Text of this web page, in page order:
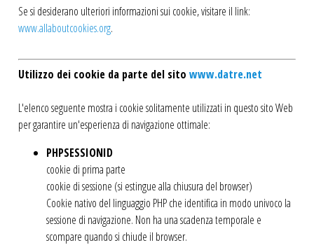
Se si desiderano ulteriori informazioni sui cookie, visitare il link:
www.allaboutcookies.org.
Utilizzo dei cookie da parte del sitowww.datre.net
L'elenco seguente mostra i cookie solitamente utilizzati in questo sito Web
per garantire un'esperienza di navigazione ottimale:
PHPSESSIONID
cookie di prima parte
cookie di sessione (si estingue alla chiusura del browser)
Cookie nativo del linguaggio PHP che identifica in modo univoco la
sessione di navigazione. Non ha una scadenza temporale e
scompare quando si chiude il browser.